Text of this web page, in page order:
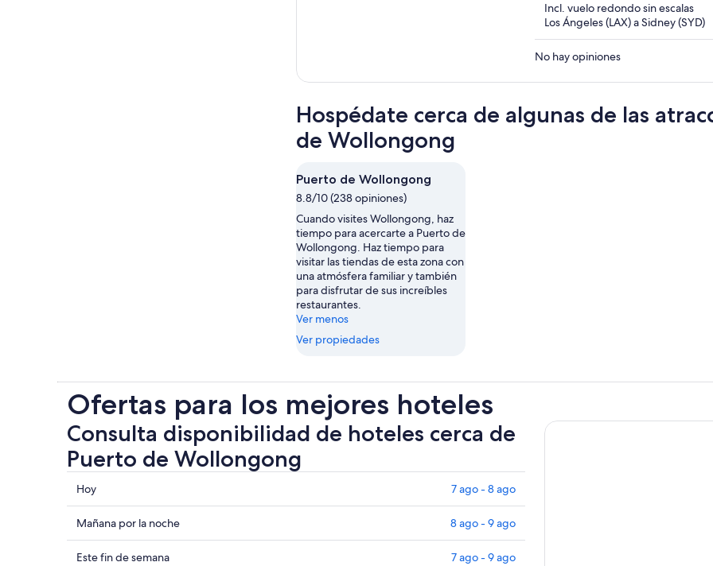
Incl. vuelo redondo sin escalas
Los Ángeles (LAX) a Sidney (SYD)
No hay opiniones
Hospédate cerca de algunas de las
de Wollongong
Puerto de Wollongong
8.8/10 (238 opiniones)
Cuando visites Wollongong, haz
tiempo para acercarte a Puerto de
Wollongong. Haz tiempo para
visitar las tiendas de esta zona con
una atmósfera familiar y también
para disfrutar de sus increíbles
restaurantes.
Ver menos
Ver propiedades
Ofertas para los mejores hoteles
Consulta disponibilidad de hoteles cerca de
Puerto de Wollongong
Consultar
los
precios
cerca
de
Hoy 7 ago - 8 ago
Consultar
precios
cerca
Mañana por la noche 8 ago - 9 ago
Consultar
Este fin de semana 7 ago - 9 ago